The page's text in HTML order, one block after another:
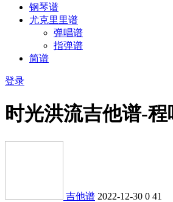
钢琴谱
尤克里里谱
弹唱谱
指弹谱
简谱
登录
时光洪流吉他谱-程
吉他谱 2022-12-30 0 41